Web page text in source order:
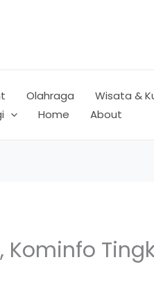
Olahraga Wisata &
Home About